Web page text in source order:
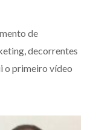
de
decorrentes
o primeiro vídeo